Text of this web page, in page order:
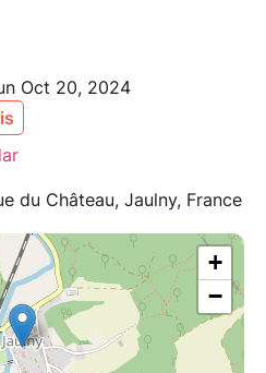
Oct 20, 2024
du Château, Jaulny, France
+
−